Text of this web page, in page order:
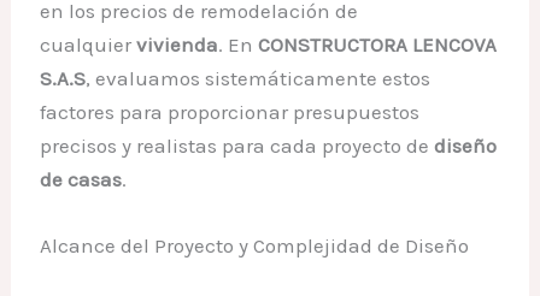
en los precios de remodelación de
cualquiervivienda. EnCONSTRUCTORA LENCOVA
S.A.S, evaluamos sistemáticamente estos
factores para proporcionar presupuestos
precisos y realistas para cada proyecto dediseño
de casas.
Alcance del Proyecto y Complejidad de Diseño